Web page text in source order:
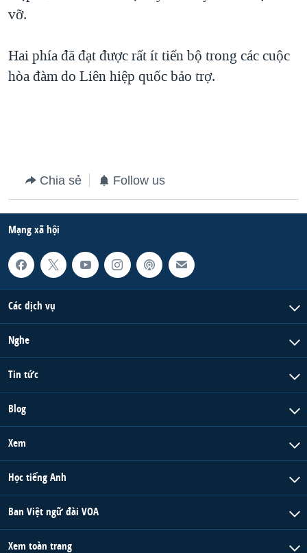
vỡ.
Hai phía đã đạt được rất ít tiến bộ trong các cuộc
hòa đàm do Liên hiệp quốc bảo trợ.
Chia sẻ Follow us
Mạng xã hội
Các dịch vụ
Nghe
Tin tức
Blog
Xem
Học tiếng Anh
Ban Việt ngữ đài VOA
Xem toàn trang